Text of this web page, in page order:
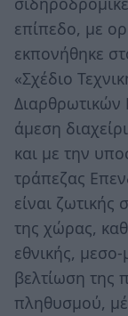
επίπεδο, με
εκπονήθηκε
«Σχέδιο
άμεση
και με την
τράπεζας
είναι ζωτικής
της χώρας,
εθνικής,
βελτίωση της
πληθυσμού,